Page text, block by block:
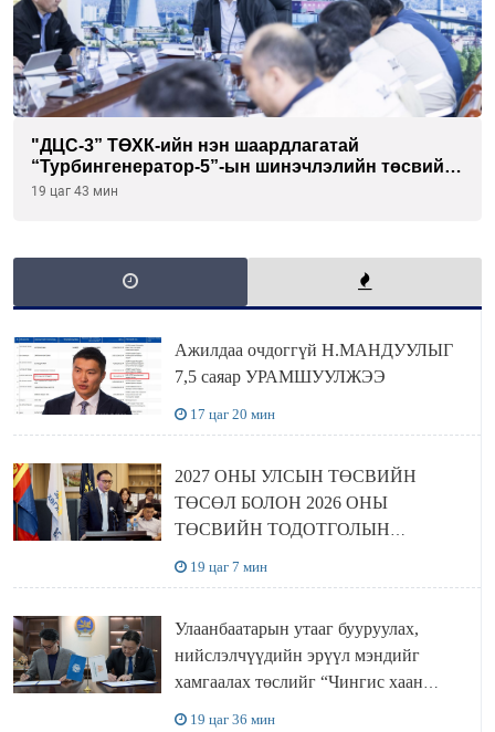
"ДЦС-3” ТӨХК-ийн нэн шаардлагатай
“Турбингенератор-5”-ын шинэчлэлийн төсвийг
шийдвэрлэхээр болов
19 цаг 43 мин
Ажилдаа очдоггүй Н.МАНДУУЛЫГ
7,5 саяар УРАМШУУЛЖЭЭ
17 цаг 20 мин
2027 ОНЫ УЛСЫН ТӨСВИЙН
ТӨСӨЛ БОЛОН 2026 ОНЫ
ТӨСВИЙН ТОДОТГОЛЫН
19 цаг 7 мин
Улаанбаатарын утааг бууруулах,
нийслэлчүүдийн эрүүл мэндийг
хамгаалах төслийг “Чингис хаан
19 цаг 36 мин